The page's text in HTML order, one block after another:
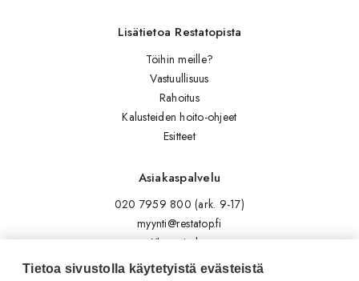
Lisätietoa Restatopista
Töihin meille?
Vastuullisuus
Rahoitus
Kalusteiden hoito-ohjeet
Esitteet
Asiakaspalvelu
020 7959 800 (ark. 9-17)
myynti@restatop.fi
Yhteystiedot
Lähetä viesti
Tietoa sivustolla käytetyistä evästeistä